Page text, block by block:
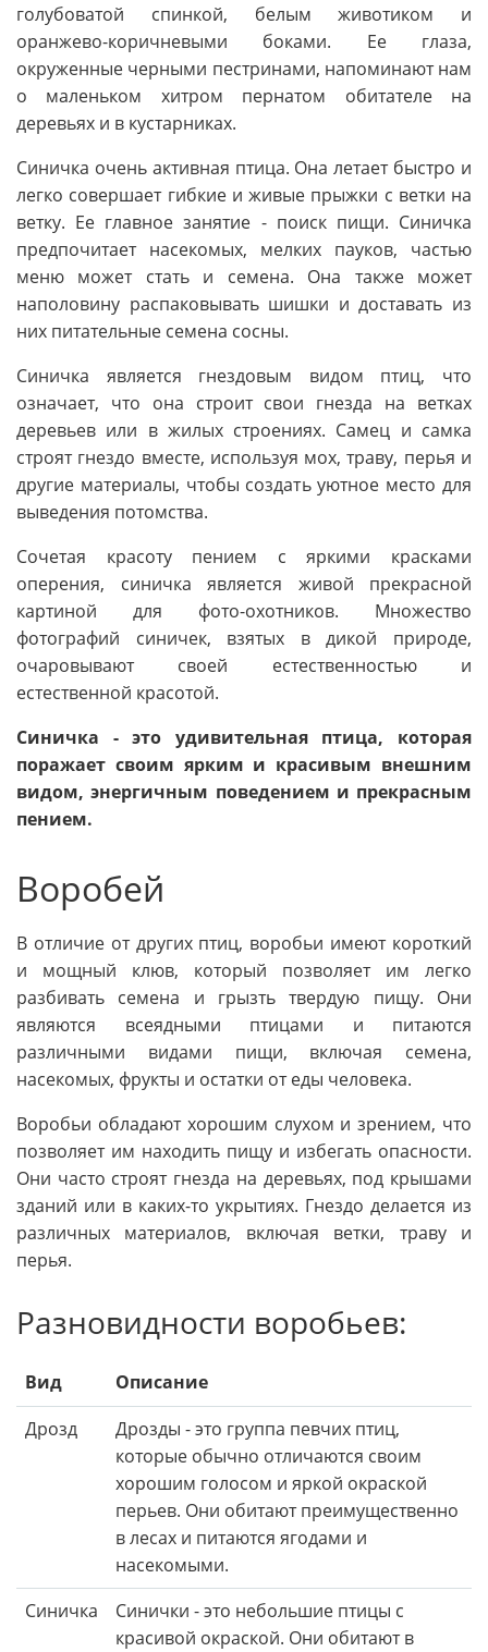
голубоватой спинкой, белым животиком и
оранжево-коричневыми боками. Ее глаза,
окруженные черными пестринами, напоминают нам
о маленьком хитром пернатом обитателе на
деревьях и в кустарниках.
Синичка очень активная птица. Она летает быстро и
легко совершает гибкие и живые прыжки с ветки на
ветку. Ее главное занятие - поиск пищи. Синичка
предпочитает насекомых, мелких пауков, частью
меню может стать и семена. Она также может
наполовину распаковывать шишки и доставать из
них питательные семена сосны.
Синичка является гнездовым видом птиц, что
означает, что она строит свои гнезда на ветках
деревьев или в жилых строениях. Самец и самка
строят гнездо вместе, используя мох, траву, перья и
другие материалы, чтобы создать уютное место для
выведения потомства.
Сочетая красоту пением с яркими красками
оперения, синичка является живой прекрасной
картиной для фото-охотников. Множество
фотографий синичек, взятых в дикой природе,
очаровывают своей естественностью и
естественной красотой.
Синичка - это удивительная птица, которая
поражает своим ярким и красивым внешним
видом, энергичным поведением и прекрасным
пением.
Воробей
В отличие от других птиц, воробьи имеют короткий
и мощный клюв, который позволяет им легко
разбивать семена и грызть твердую пищу. Они
являются всеядными птицами и питаются
различными видами пищи, включая семена,
насекомых, фрукты и остатки от еды человека.
Воробьи обладают хорошим слухом и зрением, что
позволяет им находить пищу и избегать опасности.
Они часто строят гнезда на деревьях, под крышами
зданий или в каких-то укрытиях. Гнездо делается из
различных материалов, включая ветки, траву и
перья.
Разновидности воробьев:
Вид
Описание
Дрозд
Дрозды - это группа певчих птиц,
которые обычно отличаются своим
хорошим голосом и яркой окраской
перьев. Они обитают преимущественно
в лесах и питаются ягодами и
насекомыми.
Синичка
Синички - это небольшие птицы с
красивой окраской. Они обитают в